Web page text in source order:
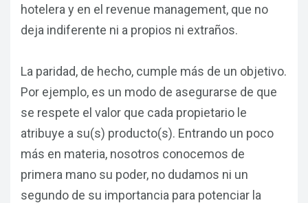
Soluciones para reservas
Paraty Loyalty
Call Seeker
Marketing Digital
Paraty Digital Suite
Paraty e-Payments
Eventos
Partners e Integraciones
Contacto
ESPAÑOL ENGLISH PORTUGUÊS
hotelera y en el revenue management, que no
deja indiferente ni a propios ni extraños.
La paridad, de hecho, cumple más de un objetivo.
Por ejemplo, es un modo de asegurarse de que
se respete el valor que cada propietario le
atribuye a su(s) producto(s). Entrando un poco
más en materia, nosotros conocemos de
primera mano su poder, no dudamos ni un
segundo de su importancia para potenciar la